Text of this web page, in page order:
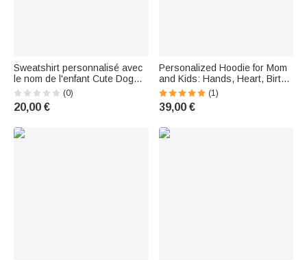
Sweatshirt personnalisé avec
le nom de l'enfant Cute Dog
Heart Envelope Baby Bodysuit
Kid T-shirt Sweatshirt avec le
nom de l'enfant Valentine's
for Babies Newborns
(0)
20,00 €
Personalized Hoodie for Mom
and Kids: Hands, Heart, Birth,
Flower, Multicolored Hoodie
with Names—Mother's Day,
Memorial Day Gift for Mom and
(1)
39,00 €